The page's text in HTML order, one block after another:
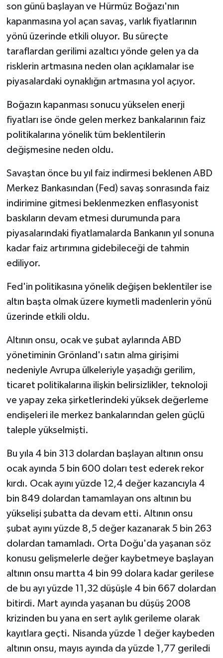
son günü başlayan ve Hürmüz Boğazı'nın
kapanmasına yol açan savaş, varlık fiyatlarının
yönü üzerinde etkili oluyor. Bu süreçte
taraflardan gerilimi azaltıcı yönde gelen ya da
risklerin artmasına neden olan açıklamalar ise
piyasalardaki oynaklığın artmasına yol açıyor.
Boğazın kapanması sonucu yükselen enerji
fiyatları ise önde gelen merkez bankalarının faiz
politikalarına yönelik tüm beklentilerin
değişmesine neden oldu.
Savaştan önce bu yıl faiz indirmesi beklenen ABD
Merkez Bankasından (Fed) savaş sonrasında faiz
indirimine gitmesi beklenmezken enflasyonist
baskıların devam etmesi durumunda para
piyasalarındaki fiyatlamalarda Bankanın yıl sonuna
kadar faiz artırımına gidebileceği de tahmin
ediliyor.
Fed'in politikasına yönelik değişen beklentiler ise
altın başta olmak üzere kıymetli madenlerin yönü
üzerinde etkili oldu.
Altının onsu, ocak ve şubat aylarında ABD
yönetiminin Grönland'ı satın alma girişimi
nedeniyle Avrupa ülkeleriyle yaşadığı gerilim,
ticaret politikalarına ilişkin belirsizlikler, teknoloji
ve yapay zeka şirketlerindeki yüksek değerleme
endişeleri ile merkez bankalarından gelen güçlü
taleple yükselmişti.
Bu yıla 4 bin 313 dolardan başlayan altının onsu
ocak ayında 5 bin 600 doları test ederek rekor
kırdı. Ocak ayını yüzde 12,4 değer kazancıyla 4
bin 849 dolardan tamamlayan ons altının bu
yükselişi şubatta da devam etti. Altının onsu
şubat ayını yüzde 8,5 değer kazanarak 5 bin 263
dolardan tamamladı. Orta Doğu'da yaşanan söz
konusu gelişmelerle değer kaybetmeye başlayan
altının onsu martta 4 bin 99 dolara kadar gerilese
de bu ayı yüzde 11,32 düşüşle 4 bin 667 dolardan
bitirdi. Mart ayında yaşanan bu düşüş 2008
krizinden bu yana en sert aylık gerileme olarak
kayıtlara geçti. Nisanda yüzde 1 değer kaybeden
altının onsu, mayıs ayında da yüzde 1,77 geriledi